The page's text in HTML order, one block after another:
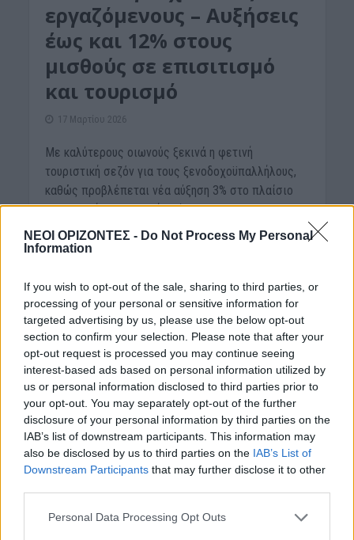
ΝΕΟΙ ΟΡΙΖΟΝΤΕΣ - Do Not Process My Personal
Information
If you wish to opt-out of the sale, sharing to third parties, or
processing of your personal or sensitive information for
targeted advertising by us, please use the below opt-out
section to confirm your selection. Please note that after your
opt-out request is processed you may continue seeing
interest-based ads based on personal information utilized by
us or personal information disclosed to third parties prior to
your opt-out. You may separately opt-out of the further
disclosure of your personal information by third parties on the
IAB’s list of downstream participants. This information may
also be disclosed by us to third parties on the IAB’s List of
Downstream Participants that may further disclose it to other
Personal Data Processing Opt Outs
εργαζόμενους – Aυξήσεις
έως και 12% στους
μισθούς σε επισιτισμό
και τουρισμό
17 Μαρτίου 2026
Με καλύτερους οιωνούς ξεκινά η φετινή
τουριστική σεζόν για τους ξενοδοχοϋπαλλήλους,
καθώς προβλέπεται νέα αύξηση 3% στο πλαίσιο
της τοπικής συλλογικής σύμβασης...
ΟΙΚΟΝΟΜΙΑ
ΠOMIΔA: Από δικαστές
και δικηγόρους η
διαδικασία έκδοσης
διαταγών πληρωμής και